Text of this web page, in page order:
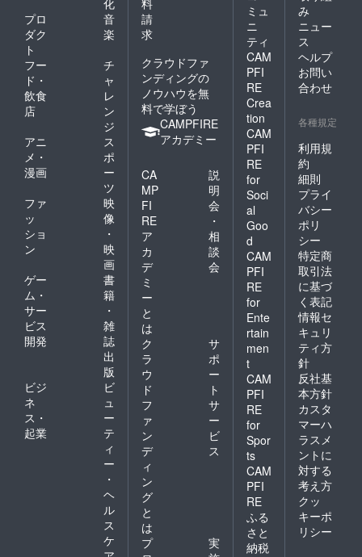
〇ホタ
ルイカ
の燻製
原材
料：ホ
タルイ
カ(国
（イカ
む） 内
容量：
20g×2
（個体
差によ
り1袋、
約8～10
杯） 賞
味期
限：製
造日よ
り60日
（要冷
凍・-18
度以下
で保存
くださ
い。）
製造
者：泊
漁業協
同組合
所属
愛場商
店 富
山県朝
日町宮
崎3274-
1 ※解凍
後は当
日中に
限：製
造日よ
り60日
（牡蠣
は要冷
凍、わ
は要冷
造者：
葉多
舎 富
山県富
山市四
方荒屋
2172-1
〇ホタ
ルイカ
の燻製
原材
料：ホ
タルイ
カ(国
産),海洋
深層水
（イカ
を含
む） 内
容量：
20g×2
（個体
差によ
り1袋、
約8～10
杯） 賞
味期
限：製
造日よ
り60日
（要冷
化
プロ
ダク
ト
音
楽
フー
ド・
飲食
店
チ
ャ
レ
ン
ジ
アニ
メ・
漫画
ス
ポ
ー
ツ
ファ
ッ
ショ
ン
映
像
・
映
画
ゲー
ム・
サー
ビス
開発
書
籍
・
雑
誌
出
版
ビジ
ネ
ス・
起業
ビ
ュ
ー
テ
ィ
ー
・
ヘ
ル
ス
ケ
料
請
求
クラウドファ
ンディングの
ノウハウを無
料で学ぼう
CAMPFIRE
アカデミー
CA
MP
FI
RE
ア
カ
デ
ミ
ー
と
は
説
明
会
・
相
談
会
ク
ラ
ウ
ド
フ
ァ
ン
デ
ィ
ン
グ
と
は
サ
ポ
ー
ト
サ
ー
ビ
ス
プ
実
ミュ
ニ
ティ
CAM
PFI
RE
Crea
tion
CAM
PFI
RE
for
Soci
al
Goo
d
CAM
PFI
RE
for
Ente
rtain
men
t
CAM
PFI
RE
for
Spor
ts
CAM
PFI
RE
ふる
さと
納税
み
ニュー
ス
ヘルプ
お問い
合わせ
各種規定
利用規
約
細則
プライ
バシー
ポリ
シー
特定商
取引法
に基づ
く表記
情報セ
キュリ
ティ方
針
反社基
本方針
カスタ
マーハ
ラスメ
ントに
対する
考え方
クッ
キーポ
リシー